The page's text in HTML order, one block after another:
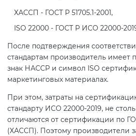
ХАССП - ГОСТ Р 51705.1-2001,
ISO 22000 - ГОСТ Р ИСО 22000-
После подтверждения
стандартам производитель имеет
знак НАССР и символ ISO
маркетинговых материалах.
При этом, затраты на
стандарту ИСО 22000-2019, не
отличаются от сертификации по
(ХАССП). Поэтому производители